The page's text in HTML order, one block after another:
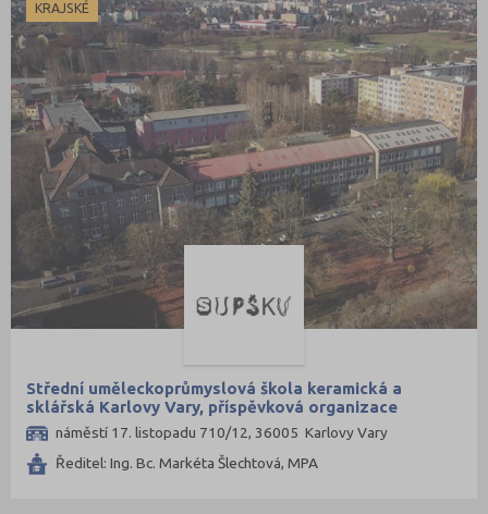
KRAJSKÉ
Střední uměleckoprůmyslová škola keramická a
sklářská Karlovy Vary, příspěvková organizace
náměstí 17. listopadu 710/12, 36005 Karlovy Vary
Ředitel: Ing. Bc. Markéta Šlechtová, MPA